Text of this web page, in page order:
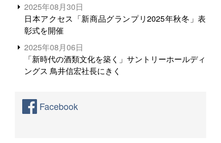
2025年08月30日
日本アクセス「新商品グランプリ2025年秋冬」表
彰式を開催
2025年08月06日
「新時代の酒類文化を築く」サントリーホールディ
ングス 鳥井信宏社長にきく
Facebook